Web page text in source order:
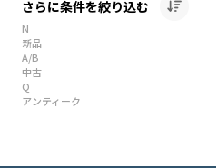
さらに条件を絞り込む
N
新品
A/B
中古
Q
アンティーク